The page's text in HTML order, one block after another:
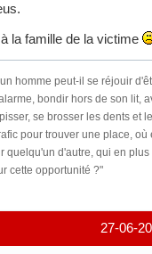
la famille de la victime
homme peut-il se réjouir
bondir hors de son lit,
se brosser les dents et
pour trouver une place, où
quelqu'un d'autre, qui en
cette opportunité ?"
27-06-